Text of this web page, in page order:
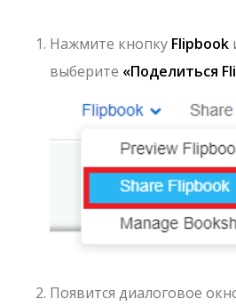
Нажмите кнопку Flipbook
выберите «Поделиться
Появится диалоговое